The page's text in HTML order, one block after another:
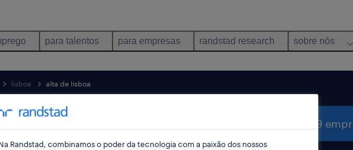
para talentos para empresas randstad research sobre nós
lisboa alta de lisboa
pesquisar 9
Randstad, combinamos o poder da tecnologia com a paixão dos nossos